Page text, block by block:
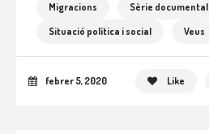
Migracions
Sèrie documental
Situació política i social
Veus
febrer 5, 2020 Like